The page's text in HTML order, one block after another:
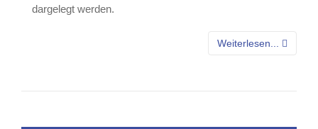
dargelegt werden.
Weiterlesen...